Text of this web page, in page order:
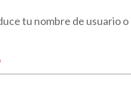
tu nombre de usuario
Obligatorio